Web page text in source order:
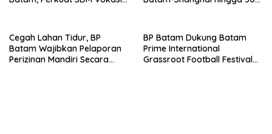
Cegah Lahan Tidur, BP
Batam Wajibkan Pelaporan
Perizinan Mandiri Secara
BP Batam Dukung Batam
Prime International
Grassroot Football Festival